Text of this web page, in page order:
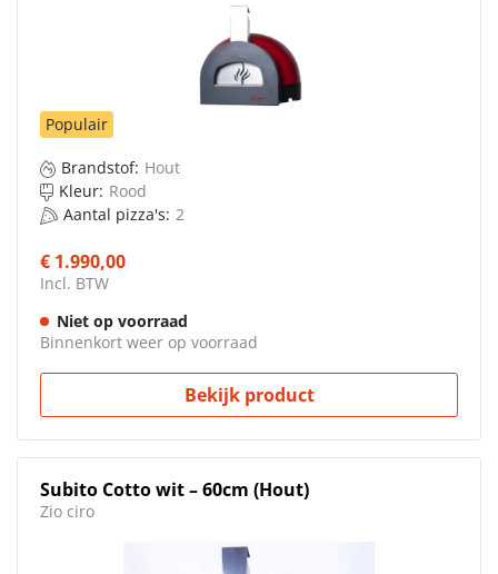
Populair
Brandstof: Hout
Kleur: Rood
Aantal pizza's: 2
€ 1.990,00
Incl. BTW
Niet op voorraad
Binnenkort weer op voorraad
Bekijk product
Subito Cotto wit – 60cm (Hout)
Zio ciro